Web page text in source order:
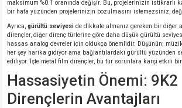
maksimum %0.1 oranında değişir. Bu, projelerinizin istikrarlı
bir hata yüzünden projelerinizin bozulmasını istemezsiniz,
Ayrıca, gürültü seviyesi de dikkate almanız gereken bir diğer
dirençler, diğer direnç türlerine göre daha düşük gürültü
hassas analog devreler için oldukça önemlidir. Düşünün;
her şey harika gidiyor ama bağlantılardaki gürültü yüzünden
ediliyor. İşte metal film dirençler, bu tür sorunlara karşı etkili
Hassasiyetin Önemi:
Dirençlerin Avantajları